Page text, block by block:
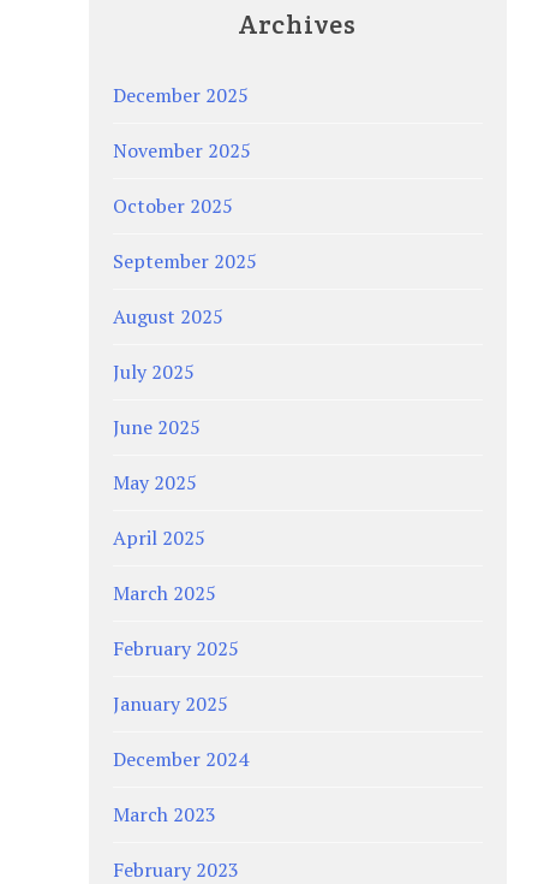
Archives
December 2025
November 2025
October 2025
September 2025
August 2025
July 2025
June 2025
May 2025
April 2025
March 2025
February 2025
January 2025
December 2024
March 2023
February 2023